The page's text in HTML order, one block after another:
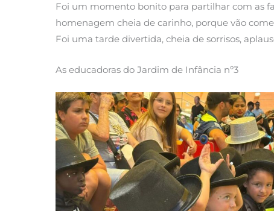
Foi um momento bonito para partilhar com as
homenagem cheia de carinho, porque vão
Foi uma tarde divertida, cheia de sorrisos,
As educadoras do Jardim de Infância nº3